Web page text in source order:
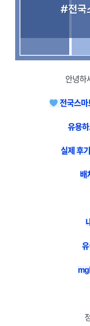
안녕하
전국스마
유용
실제 후
배